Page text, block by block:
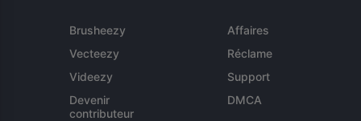
Brusheezy
Vecteezy
Videezy
Devenir
contributeur
Affaires
Réclame
Support
DMCA